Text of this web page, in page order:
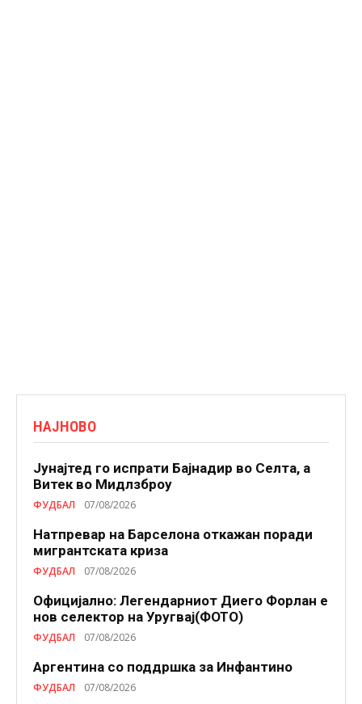
НАЈНОВО
Јунајтед го испрати Бајнадир во Селта, а
Витек во Мидлзброу
ФУДБАЛ 07/08/2026
Натпревар на Барселона откажан поради
мигрантската криза
ФУДБАЛ 07/08/2026
Официјално: Легендарниот Диего Форлан е
нов селектор на Уругвај(ФОТО)
ФУДБАЛ 07/08/2026
Аргентина со поддршка за Инфантино
ФУДБАЛ 07/08/2026